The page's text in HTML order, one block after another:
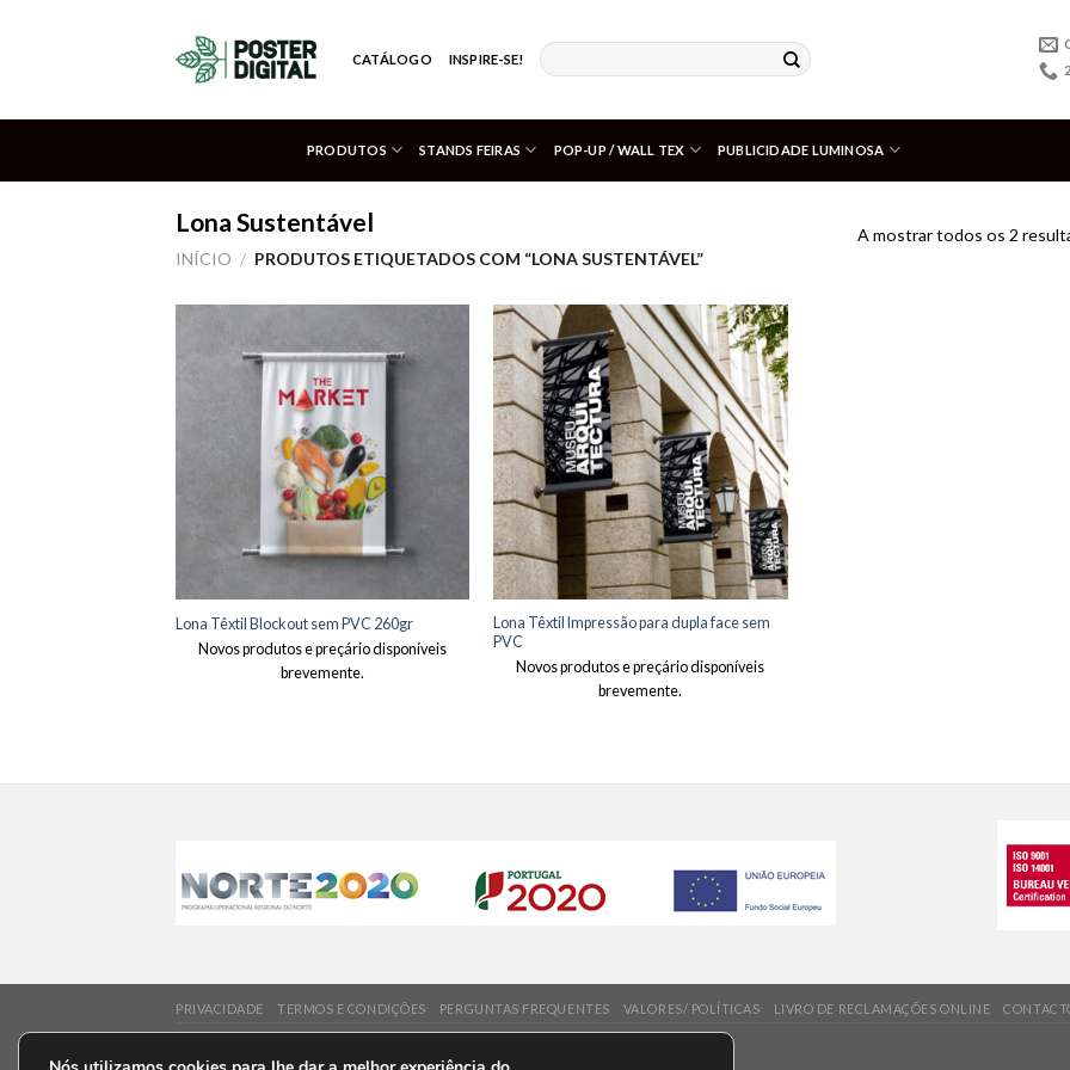
CATÁLOGO INSPIRE-SE!
PRODUTOS STANDS FEIRAS POP-UP / WALL TEX PUBLICIDADE LUMINOSA
Lona Sustentável
INÍCIO / PRODUTOS ETIQUETADOS COM “LONA SUSTENTÁVEL”
A mostrar todos os 2
Adicionar
Lona Têxtil Blockout sem PVC 260gr
Novos produtos e preçário disponíveis
brevemente.
Adicionar
aos meus
desejos
Lona Têxtil Impressão para dupla face sem
PVC
Novos produtos e preçário disponíveis
brevemente.
PRIVACIDADE TERMOS E CONDIÇÕES PERGUNTAS FREQUENTES VALORES/ POLÍTICAS LIVRO DE RECLAMAÇÕES ONLINE